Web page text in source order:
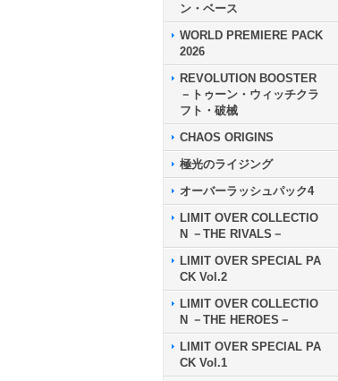
ン・ベース
WORLD PREMIERE PACK
2026
REVOLUTION BOOSTER
－トゥーン・ウィッチクラ
フト・破械
CHAOS ORIGINS
極光のライジング
オーバーラッシュパック4
LIMIT OVER COLLECTIO
N －THE RIVALS－
LIMIT OVER SPECIAL PA
CK Vol.2
LIMIT OVER COLLECTIO
N －THE HEROES－
LIMIT OVER SPECIAL PA
CK Vol.1